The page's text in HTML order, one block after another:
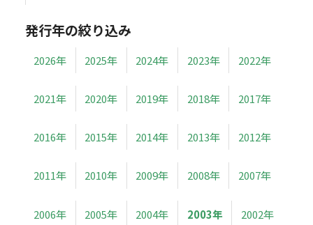
発行年の絞り込み
2026年 2025年 2024年 2023年 2022年
2021年 2020年 2019年 2018年 2017年
2016年 2015年 2014年 2013年 2012年
2011年 2010年 2009年 2008年 2007年
2006年 2005年 2004年 2003年 2002年